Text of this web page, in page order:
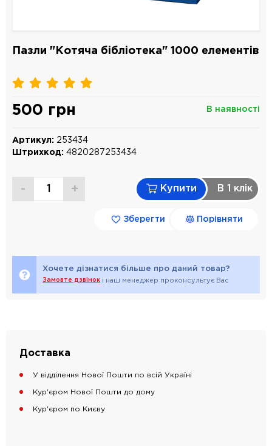
Пазли "Котяча бібліотека" 1000 елементів
В наявності
500 грн
Артикул: 253434
Штрихкод: 4820287253434
- + Купити В 1 клiк
Зберегти Порівняти
Хочете дізнатися більше про даний товар?
Замовте дзвінок і наш менеджер проконсультує Вас
Доставка
У відділення Нової Пошти по всій Україні
Кур'єром Нової Пошти до дому
Кур'єром по Києву